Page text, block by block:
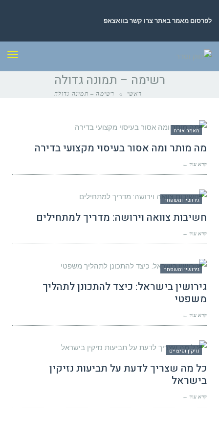
לפרסום מאמר באתר צרו קשר בוואצאפ
רשימה – תמונה גדולה
ראשי » רשימה – תמונה גדולה
מאמר אורח
מה מותר ומה אסור בעיסוי מקצועי בדירה
קרא עוד ←
גירושין ומשפחה
חשיבות צוואה וירושה: מדריך למתחילים
קרא עוד ←
גירושין ומשפחה
גירושין בישראל: כיצד להתכונן לתהליך
משפטי
קרא עוד ←
נזיקין ופיצויים
כל מה שצריך לדעת על תביעות נזיקין
בישראל
קרא עוד ←